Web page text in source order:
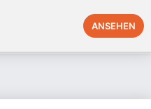
ANSEHEN
Deutschland